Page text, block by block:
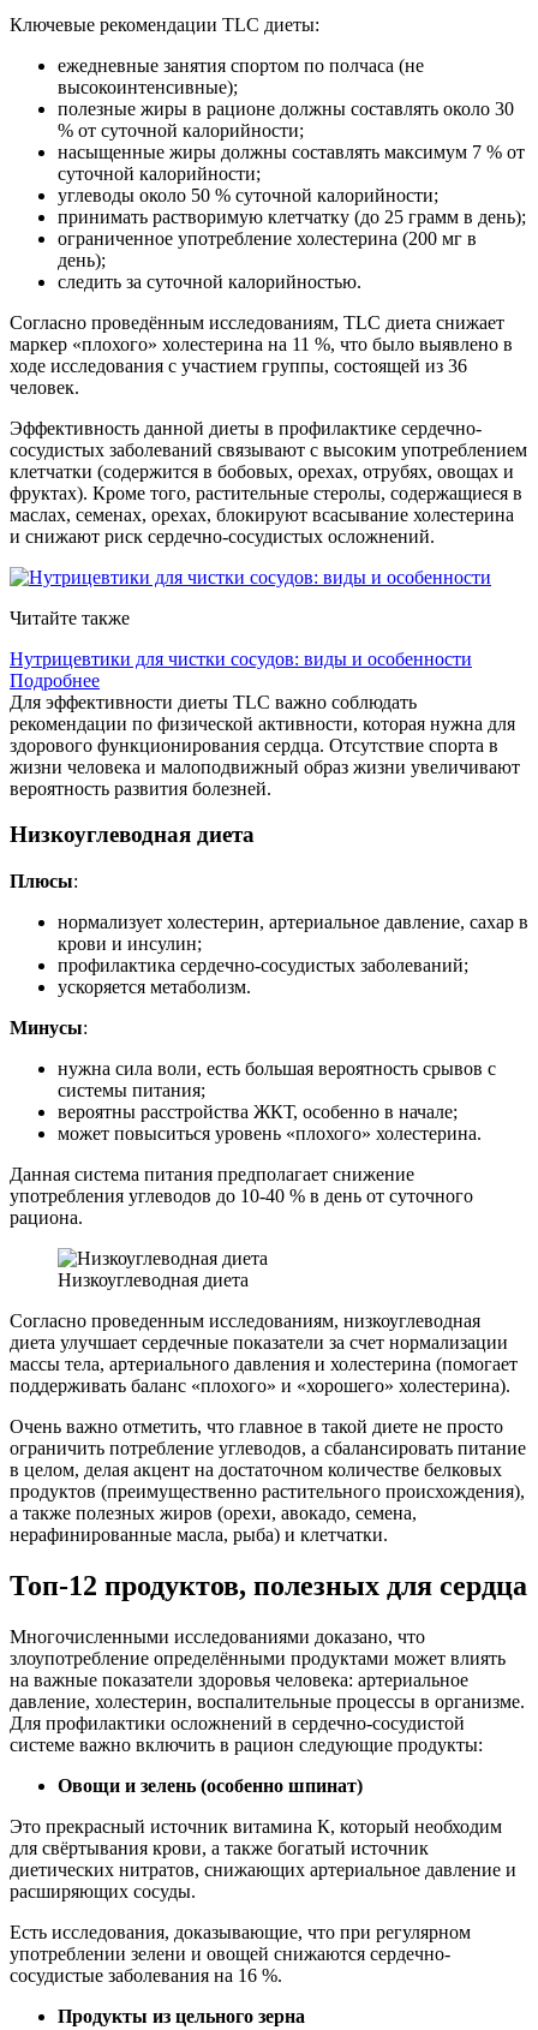
Ключевые рекомендации TLC диеты:
ежедневные занятия спортом по полчаса (не
высокоинтенсивные);
полезные жиры в рационе должны составлять около 30
% от суточной калорийности;
насыщенные жиры должны составлять максимум 7 % от
суточной калорийности;
углеводы около 50 % суточной калорийности;
принимать растворимую клетчатку (до 25 грамм в день);
ограниченное употребление холестерина (200 мг в
день);
следить за суточной калорийностью.
Согласно проведённым исследованиям, TLC диета снижает
маркер «плохого» холестерина на 11 %, что было выявлено в
ходе исследования с участием группы, состоящей из 36
человек.
Эффективность данной диеты в профилактике сердечно-
сосудистых заболеваний связывают с высоким употреблением
клетчатки (содержится в бобовых, орехах, отрубях, овощах и
фруктах). Кроме того, растительные стеролы, содержащиеся в
маслах, семенах, орехах, блокируют всасывание холестерина
и снижают риск сердечно-сосудистых осложнений.
Читайте также
Нутрицевтики для чистки сосудов: виды и особенности
Подробнее
Для эффективности диеты TLC важно соблюдать
рекомендации по физической активности, которая нужна для
здорового функционирования сердца. Отсутствие спорта в
жизни человека и малоподвижный образ жизни увеличивают
вероятность развития болезней.
Низкоуглеводная диета
Плюсы:
нормализует холестерин, артериальное давление, сахар в
крови и инсулин;
профилактика сердечно-сосудистых заболеваний;
ускоряется метаболизм.
Минусы:
нужна сила воли, есть большая вероятность срывов с
системы питания;
вероятны расстройства ЖКТ, особенно в начале;
может повыситься уровень «плохого» холестерина.
Данная система питания предполагает снижение
употребления углеводов до 10-40 % в день от суточного
рациона.
Низкоуглеводная диета
Согласно проведенным исследованиям, низкоуглеводная
диета улучшает сердечные показатели за счет нормализации
массы тела, артериального давления и холестерина (помогает
поддерживать баланс «плохого» и «хорошего» холестерина).
Очень важно отметить, что главное в такой диете не просто
ограничить потребление углеводов, а сбалансировать питание
в целом, делая акцент на достаточном количестве белковых
продуктов (преимущественно растительного происхождения),
а также полезных жиров (орехи, авокадо, семена,
нерафинированные масла, рыба) и клетчатки.
Топ-12 продуктов, полезных для сердца
Многочисленными исследованиями доказано, что
злоупотребление определёнными продуктами может влиять
на важные показатели здоровья человека: артериальное
давление, холестерин, воспалительные процессы в организме.
Для профилактики осложнений в сердечно-сосудистой
системе важно включить в рацион следующие продукты:
Овощи и зелень (особенно шпинат)
Это прекрасный источник витамина К, который необходим
для свёртывания крови, а также богатый источник
диетических нитратов, снижающих артериальное давление и
расширяющих сосуды.
Есть исследования, доказывающие, что при регулярном
употреблении зелени и овощей снижаются сердечно-
сосудистые заболевания на 16 %.
Продукты из цельного зерна